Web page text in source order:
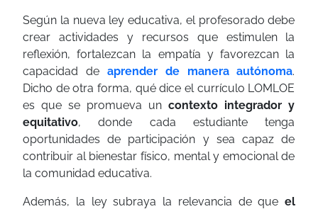
Según la nueva ley educativa, el profesorado debe
crear actividades y recursos que estimulen la
reflexión, fortalezcan la empatía y favorezcan la
capacidad de aprender de manera autónoma.
Dicho de otra forma, qué dice el currículo LOMLOE
es que se promueva uncontexto integrador y
equitativo, donde cada estudiante tenga
oportunidades de participación y sea capaz de
contribuir al bienestar físico, mental y emocional de
la comunidad educativa.
Además, la ley subraya la relevancia de que el